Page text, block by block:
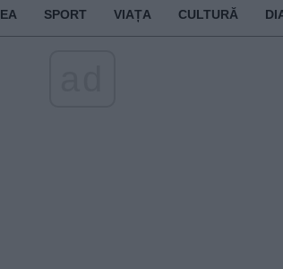
SPORT VIAȚA CULTURĂ